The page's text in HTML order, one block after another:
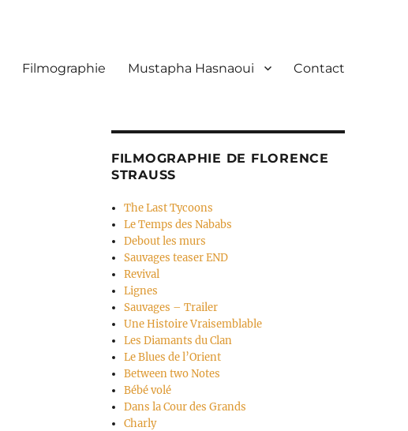
Filmographie Mustapha Hasnaoui Contact
FILMOGRAPHIE DE FLORENCE
STRAUSS
The Last Tycoons
Le Temps des Nababs
Debout les murs
Sauvages teaser END
Revival
Lignes
Sauvages – Trailer
Une Histoire Vraisemblable
Les Diamants du Clan
Le Blues de l’Orient
Between two Notes
Bébé volé
Dans la Cour des Grands
Charly